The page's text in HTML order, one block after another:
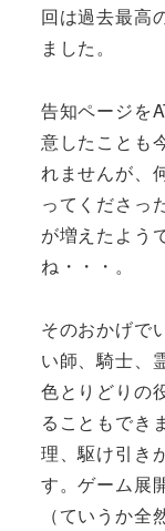
回は過去最高
ました。
告知ページを
意したことも
れませんが、
ってくださっ
が増えたよう
ね・・・。
そのおかげで
い師、騎士、
色とりどりの
ることもでき
理、駆け引き
す。ゲーム展
（ていうか